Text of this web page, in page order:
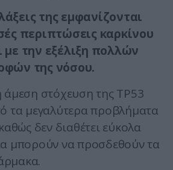
της εμφανίζονται
περιπτώσεις καρκίνου
με την εξέλιξη πολλών
της νόσου.
στόχευση της TP53
τα μεγαλύτερα προβλήματα
δεν διαθέτει εύκολα
μπορούν να προσδεθούν τα